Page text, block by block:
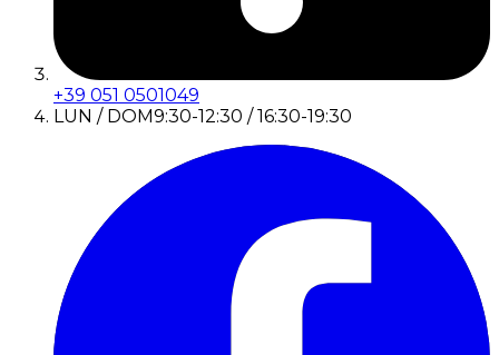
+39 051 0501049
LUN / DOM9:30-12:30 / 16:30-19:30